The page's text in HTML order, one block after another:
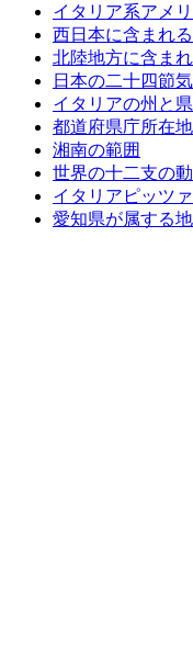
イタリア系アメ
西日本に含まれ
北陸地方に含ま
日本の二十四節気
イタリアの州と
都道府県庁所在地
湘南の範囲
世界の十二支の
イタリアピッツ
愛知県が属する